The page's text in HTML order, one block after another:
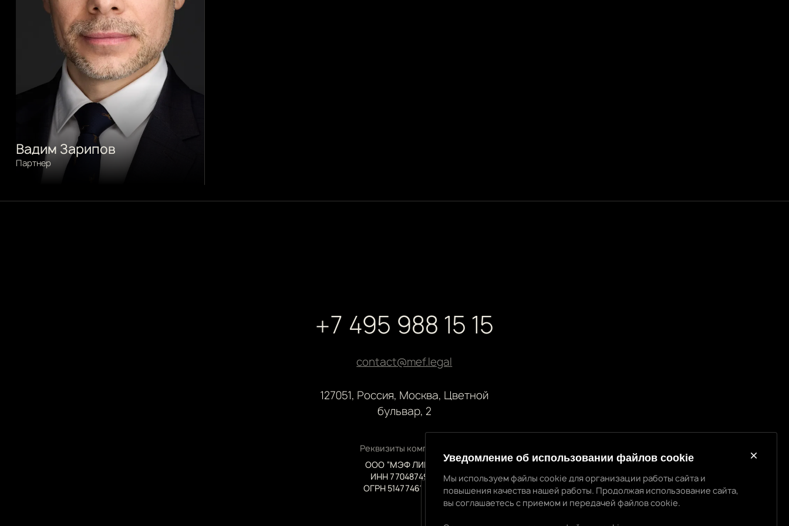
Вадим Зарипов
Партнер
+7 495 988 15 15
contact@mef.legal
127051, Россия, Москва, Цветной
бульвар, 2
Реквизиты компании
ООО “МЭФ ЛИГАЛ”
ИНН 7704874992
ОГРН 5147746145718
Уведомление об использовании cookie
Уведомление об использовании файлов cookie
Мы используем файлы cookie для организации работы сайта и
повышения качества нашей работы. Продолжая использование сайта,
вы соглашаетесь с приемом и передачей файлов cookie.